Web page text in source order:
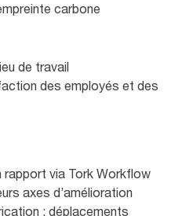
carbone
de travail
des employés et des
rapport via Tork Workflow
axes d’amélioration
: déplacements